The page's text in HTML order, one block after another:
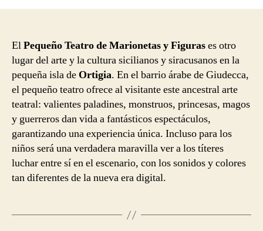
ElPequeño Teatro de Marionetas y Figurases otro
lugar del arte y la cultura sicilianos y siracusanos en la
pequeña isla de Ortigia. En el barrio árabe de Giudecca,
el pequeño teatro ofrece al visitante este ancestral arte
teatral: valientes paladines, monstruos, princesas, magos
y guerreros dan vida a fantásticos espectáculos,
garantizando una experiencia única. Incluso para los
niños será una verdadera maravilla ver a los títeres
luchar entre sí en el escenario, con los sonidos y colores
tan diferentes de la nueva era digital.